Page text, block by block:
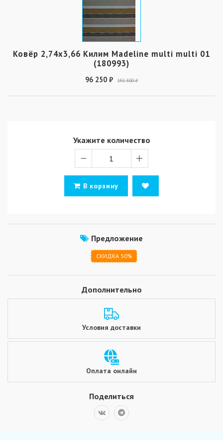
Ковёр 2,74х3,66 Килим Madeline multi multi 01
(180993)
96 250 ₽ 192 500 ₽
Укажите количество
В корзину
Предложение
СКИДКА 50%
Дополнительно
Условия доставки
Оплата онлайн
Поделиться